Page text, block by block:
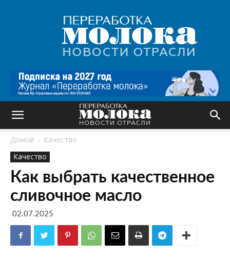
Переработка
молока
|
Новости
Домой
Качество
Качество
Как выбрать качественное
сливочное масло
02.07.2025